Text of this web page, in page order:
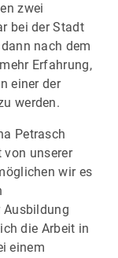
zwei
bei der Stadt
nach dem
Erfahrung,
einer der
werden.
Petrasch
von unserer
wir es
Ausbildung
die Arbeit in
einem